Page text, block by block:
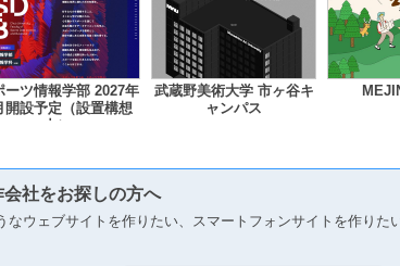
ーツ情報学部 2027年
開設予定（設置構想
中）
武蔵野美術大学 市ヶ谷キ
ャンパス
社をお探しの方へ
なウェブサイトを作りたい、スマートフォンサイトを作りた